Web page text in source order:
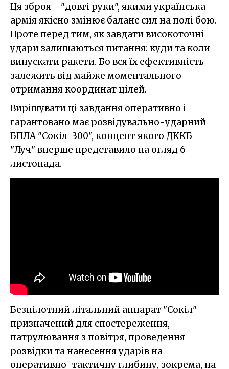
Ця зброя - "довгі руки", якими українська
армія якісно змінює баланс сил на полі бою.
Проте перед тим, як завдати високоточні
удари залишаються питання: куди та коли
випускати ракети. Бо вся їх ефективність
залежить від майже моментального
отримання координат цілей.
Вирішувати ці завдання оперативно і
гарантовано має розвідувально-ударний
БПЛА "Сокіл-300", концепт якого ДККБ
"Луч" вперше представило на огляд 6
листопада.
Безпілотний літальний аппарат "Сокіл"
призначений для спостереження,
патрулювання з повітря, проведення
розвідки та нанесення ударів на
оперативно-тактичну глибину, зокрема, на